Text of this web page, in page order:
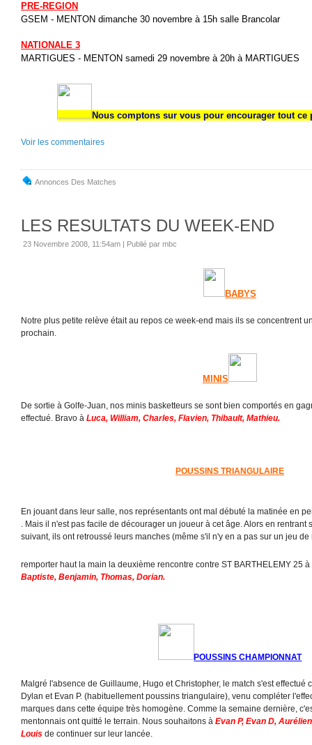
PRE-REGION
GSEM - MENTON dimanche 30 novembre à 15h salle Brancolar
NATIONALE 3
MARTIGUES - MENTON samedi 29 novembre à 20h à MARTIGUES
Nous comptons sur vous pour encourager tout ce
Voir les commentaires
Annonces Des Matches
LES RESULTATS DU WEEK-END
23 Novembre 2008, 11:54am | Publié par mbc
BABYS
Notre plus petite relève était au repos ce week-end mais ils se concentrent
prochain.
MINIS
De sortie à Golfe-Juan, nos minis basketteurs se sont bien comportés en
effectué. Bravo à Luca, William, Charles, Flavien, Thibault, Mathieu.
POUSSINS TRIANGULAIRE
En jouant dans leur salle, nos représentants ont mal débuté la matinée en
. Mais il n'est pas facile de décourager un joueur à cet âge. Alors en rentrant
suivant, ils ont retroussé leurs manches (même s'il n'y en a pas sur un jeu
remporter haut la main la deuxième rencontre contre ST BARTHELEMY 25 à
Baptiste, Benjamin, Thomas, Dorian.
POUSSINS CHAMPIONNAT
Malgré l'absence de Guillaume, Hugo et Christopher, le match s'est effectué
Dylan et Evan P. (habituellement poussins triangulaire), venu compléter
marques dans cette équipe très homogène. Comme la semaine dernière,
mentonnais ont quitté le terrain. Nous souhaitons à Evan P, Evan D,
Louis de continuer sur leur lancée.